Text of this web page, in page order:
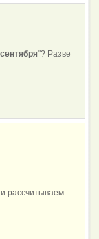
"? Разве
рассчитываем.